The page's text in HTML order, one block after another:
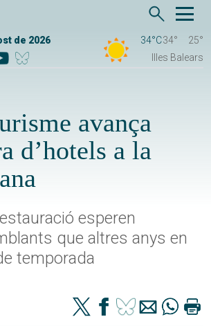
de 2026 34°C34°
25°
Illes Balears
avança
d’hotels a la
esperen
que altres anys en
temporada